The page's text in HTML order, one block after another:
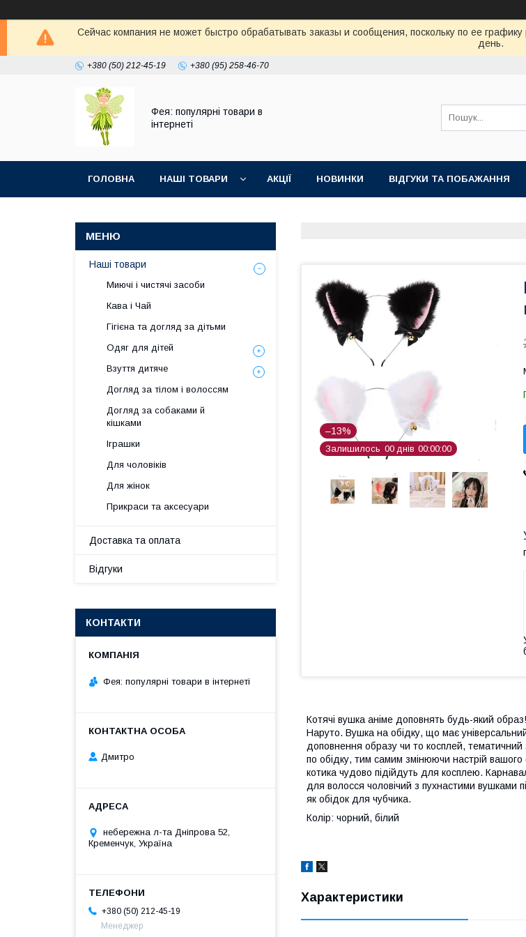
Сейчас компания не может быстро обрабатывать заказы и сообщения, поскольку по ее
день.
+380 (50) 212-45-19 +380 (95) 258-46-70
Фея: популярні товари в
інтернеті
ГОЛОВНА НАШІ ТОВАРИ АКЦІЇ НОВИНКИ ВІДГУКИ ТА ПОБАЖАННЯ
–13%
Залишилось 00 днів 00 00 00
Котячі вушка аніме доповнять будь-який
Наруто. Вушка на обідку, що має
доповнення образу чи то косплей,
по обідку, тим самим змінюючи настрій
котика чудово підійдуть для косплею.
для волосся чоловічий з пухнастими вушками
як обідок для чубчика.
Колір: чорний, білий
Характеристики
Наші товари
Миючі і чистячі засоби
Кава і Чай
Гігієна та догляд за дітьми
Одяг для дітей
Взуття дитяче
Догляд за тілом і волоссям
Догляд за собаками й
кішками
Іграшки
Для чоловіків
Для жінок
Прикраси та аксесуари
Доставка та оплата
Відгуки
КОНТАКТИ
Фея: популярні товари в інтернеті
Дмитро
небережна л-та Дніпрова 52,
Кременчук, Україна
+380 (50) 212-45-19
Менеджер